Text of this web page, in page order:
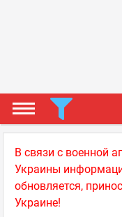
В связи с военной
Украины
обновляется,
Украине!